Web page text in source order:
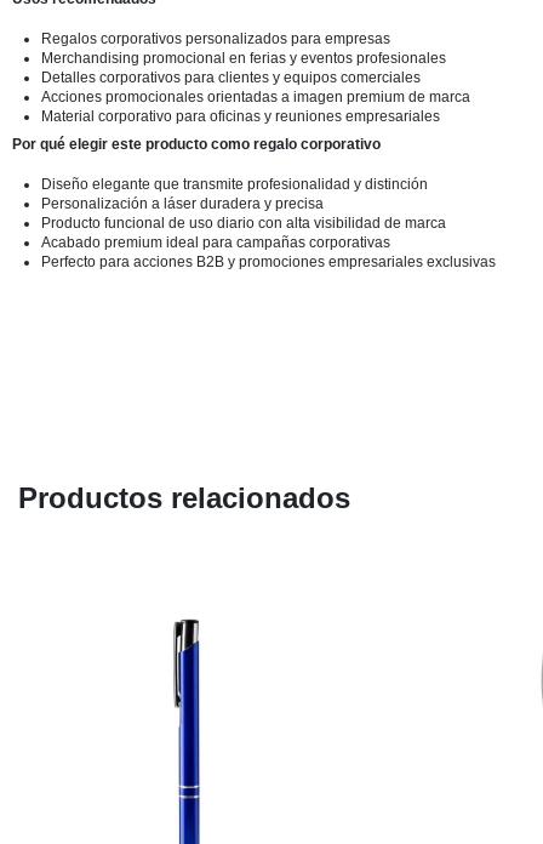
Regalos corporativos personalizados para empresas
Merchandising promocional en ferias y eventos profesionales
Detalles corporativos para clientes y equipos comerciales
Acciones promocionales orientadas a imagen premium de marca
Material corporativo para oficinas y reuniones empresariales
Por qué elegir este producto como regalo corporativo
Diseño elegante que transmite profesionalidad y distinción
Personalización a láser duradera y precisa
Producto funcional de uso diario con alta visibilidad de marca
Acabado premium ideal para campañas corporativas
Perfecto para acciones B2B y promociones empresariales exclusivas
Productos relacionados